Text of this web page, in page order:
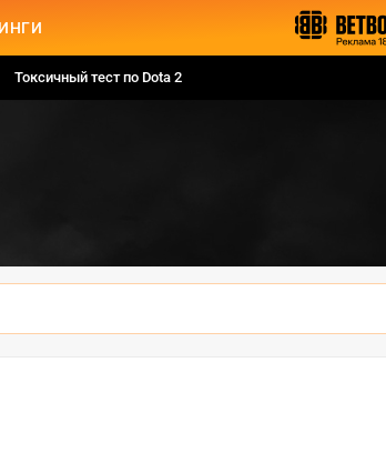
Токсичный тест по Dota 2